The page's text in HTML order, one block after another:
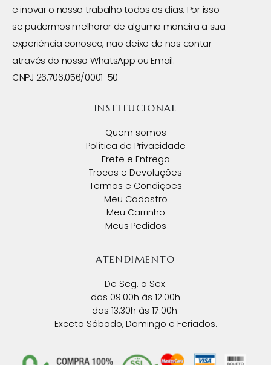
e inovar o nosso trabalho todos os dias. Por isso
se pudermos melhorar de alguma maneira a sua
experiência conosco, não deixe de nos contar
através do nosso WhatsApp ou Email.
CNPJ 26.706.056/0001-50
INSTITUCIONAL
Quem somos
Política de Privacidade
Frete e Entrega
Trocas e Devoluções
Termos e Condições
Meu Cadastro
Meu Carrinho
Meus Pedidos
ATENDIMENTO
De Seg. a Sex.
das 09:00h às 12:00h
das 13:30h às 17:00h.
Exceto Sábado, Domingo e Feriados.